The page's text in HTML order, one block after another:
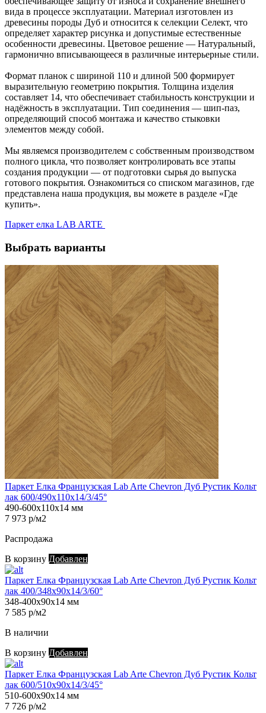
вида в процессе эксплуатации. Материал изготовлен из
древесины породы Дуб и относится к селекции Селект, что
определяет характер рисунка и допустимые естественные
особенности древесины. Цветовое решение — Натуральный,
гармонично вписывающееся в различные интерьерные стили.
Формат планок с шириной 110 и длиной 500 формирует
выразительную геометрию покрытия. Толщина изделия
составляет 14, что обеспечивает стабильность конструкции и
надёжность в эксплуатации. Тип соединения — шип-паз,
определяющий способ монтажа и качество стыковки
элементов между собой.
Мы являемся производителем с собственным производством
полного цикла, что позволяет контролировать все этапы
создания продукции — от подготовки сырья до выпуска
готового покрытия. Ознакомиться со списком магазинов, где
представлена наша продукция, вы можете в разделе «Где
купить».
Паркет елка LAB ARTE
Выбрать варианты
Паркет Елка Французская Lab Arte Chevron Дуб Рустик Кольт
лак 600/490х110х14/3/45°
490-600х110х14 мм
7 973 р/м2
Распродажа
В корзину Добавлен
Паркет Елка Французская Lab Arte Chevron Дуб Рустик Кольт
лак 400/348х90х14/3/60°
348-400х90х14 мм
7 585 р/м2
В наличии
В корзину Добавлен
Паркет Елка Французская Lab Arte Chevron Дуб Рустик Кольт
лак 600/510х90х14/3/45°
510-600х90х14 мм
7 726 р/м2